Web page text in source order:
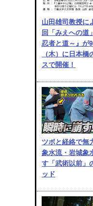
山田雄司教授に
回「みえへの道
忍者と道～』が
（木）に日本橋
スで開催！
ツボと経絡で無
象水流・岩城象
す「武術以前」
ッド